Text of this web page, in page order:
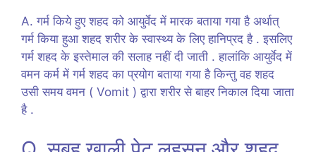
A. गर्म किये हुए शहद को आयुर्वेद में मारक बताया गया है अर्थात्
गर्म किया हुआ शहद शरीर के स्वास्थ्य के लिए हानिप्रद है . इसलिए
गर्म शहद के इस्तेमाल की सलाह नहीं दी जाती . हालांकि आयुर्वेद में
वमन कर्म में गर्म शहद का प्रयोग बताया गया है किन्तु वह शहद
उसी समय वमन ( Vomit ) द्वारा शरीर से बाहर निकाल दिया जाता
है .